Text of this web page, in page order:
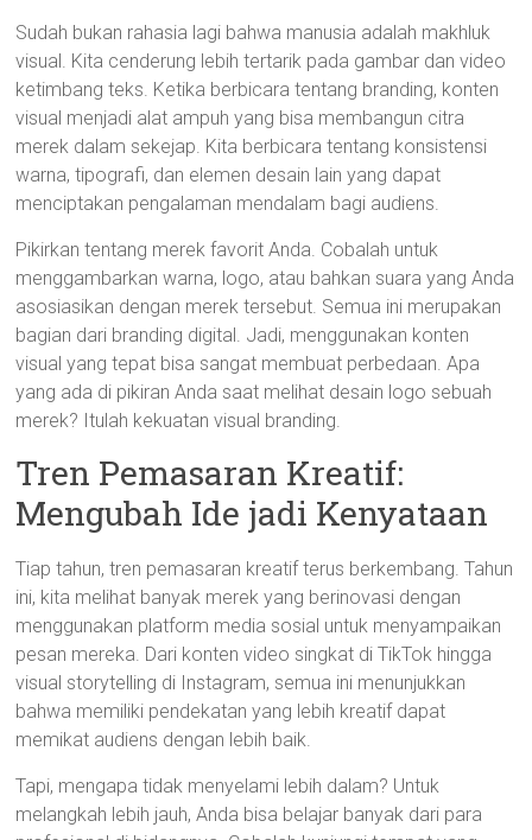
Sudah bukan rahasia lagi bahwa manusia adalah makhluk
visual. Kita cenderung lebih tertarik pada gambar dan video
ketimbang teks. Ketika berbicara tentang branding, konten
visual menjadi alat ampuh yang bisa membangun citra
merek dalam sekejap. Kita berbicara tentang konsistensi
warna, tipografi, dan elemen desain lain yang dapat
menciptakan pengalaman mendalam bagi audiens.
Pikirkan tentang merek favorit Anda. Cobalah untuk
menggambarkan warna, logo, atau bahkan suara yang Anda
asosiasikan dengan merek tersebut. Semua ini merupakan
bagian dari branding digital. Jadi, menggunakan konten
visual yang tepat bisa sangat membuat perbedaan. Apa
yang ada di pikiran Anda saat melihat desain logo sebuah
merek? Itulah kekuatan visual branding.
Tren Pemasaran Kreatif:
Mengubah Ide jadi Kenyataan
Tiap tahun, tren pemasaran kreatif terus berkembang. Tahun
ini, kita melihat banyak merek yang berinovasi dengan
menggunakan platform media sosial untuk menyampaikan
pesan mereka. Dari konten video singkat di TikTok hingga
visual storytelling di Instagram, semua ini menunjukkan
bahwa memiliki pendekatan yang lebih kreatif dapat
memikat audiens dengan lebih baik.
Tapi, mengapa tidak menyelami lebih dalam? Untuk
melangkah lebih jauh, Anda bisa belajar banyak dari para